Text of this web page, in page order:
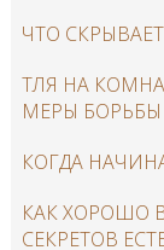
ЧТО
ТЛЯ НА
МЕРЫ БОРЬБЫ
КОГДА
КАК ХОРОШО
СЕКРЕТОВ